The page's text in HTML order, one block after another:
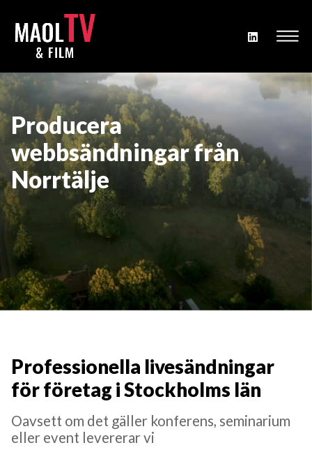
Producera
webbsändningar från
Norrtälje
Professionella livesändningar
för företag i Stockholms län
Oavsett om det gäller konferens, seminarium
eller event levererar vi